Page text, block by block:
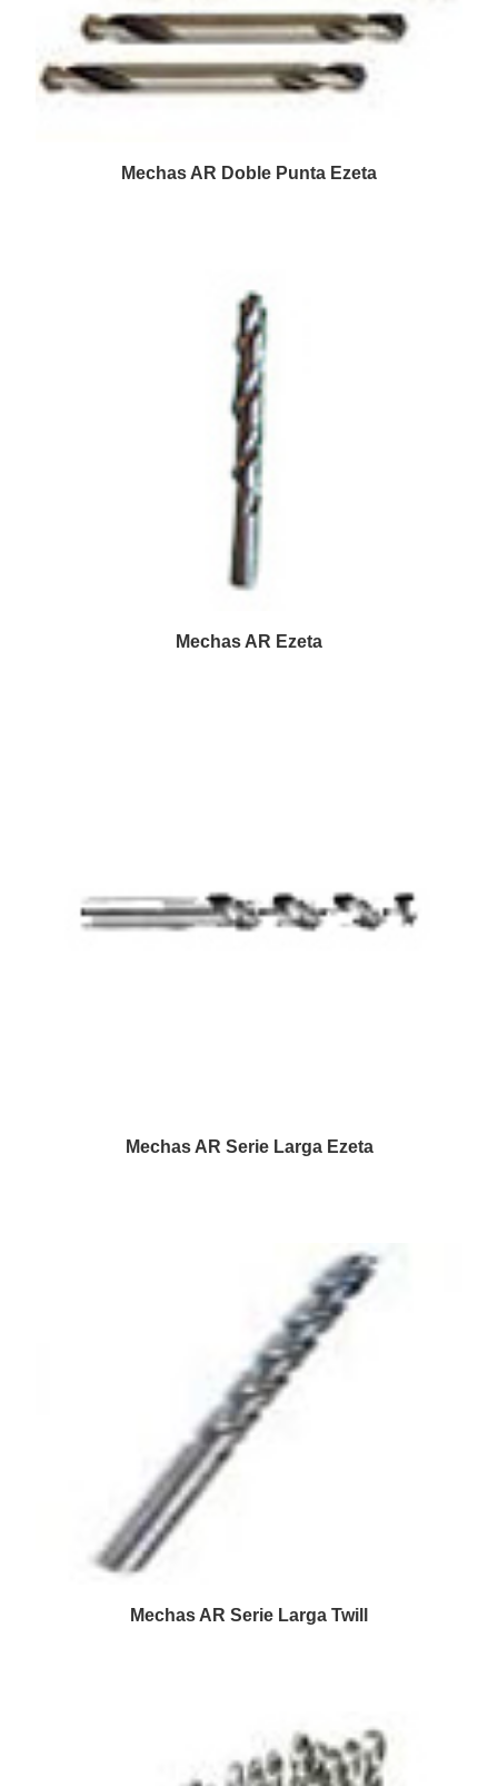
Mechas AR Doble Punta Ezeta
Mechas AR Ezeta
Mechas AR Serie Larga Ezeta
Mechas AR Serie Larga Twill